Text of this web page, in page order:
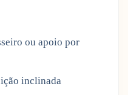
ou apoio por
inclinada